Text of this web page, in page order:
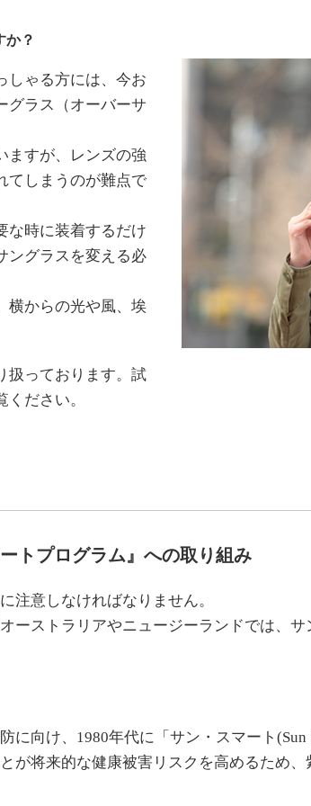
か？
しゃる方には、今お
グラス（オーバーサ
ますが、レンズの強
てしまうのが難点で
な時に装着するだけ
ングラスを変える必
横からの光や風、埃
扱っております。試
ださい。
トプログラム』への取り組み
注意しなければなりません。
ーストラリアやニュージーランドでは、
向け、1980年代に「サン・スマート(Sun
が将来的な健康被害リスクを高めるため